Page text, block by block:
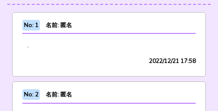
No: 1 名前: 匿名
.
2022/12/21 17:58
No: 2 名前: 匿名